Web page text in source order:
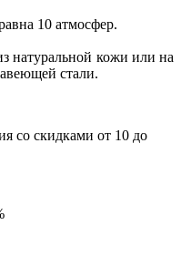
10 атмосфер.
натуральной кожи или на
стали.
со скидками от 10 до